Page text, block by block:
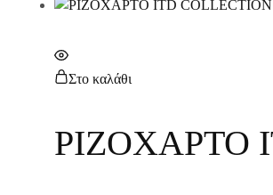
Στο καλάθι
ΡΙΖΟΧΑΡΤΟ